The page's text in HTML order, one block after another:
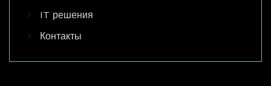
IT решения
Контакты